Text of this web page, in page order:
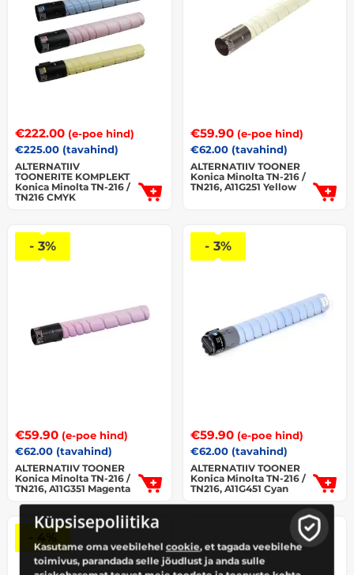
€222.00 (e-poe hind)
€225.00 (tavahind)
ALTERNATIIV
TOONERITE KOMPLEKT
Konica Minolta TN-216 /
TN216 CMYK
€59.90 (e-poe hind)
€62.00 (tavahind)
ALTERNATIIV TOONER
Konica Minolta TN-216 /
TN216, A11G251 Yellow
- 3%
€59.90 (e-poe hind)
€62.00 (tavahind)
ALTERNATIIV TOONER
Konica Minolta TN-216 /
TN216, A11G351 Magenta
- 3%
€59.90 (e-poe hind)
€62.00 (tavahind)
ALTERNATIIV TOONER
Konica Minolta TN-216 /
TN216, A11G451 Cyan
- 4%
Küpsisepoliitika
Kasutame oma veebilehel cookie, et tagada veebilehe
toimivus, parandada selle jõudlust ja anda sulle